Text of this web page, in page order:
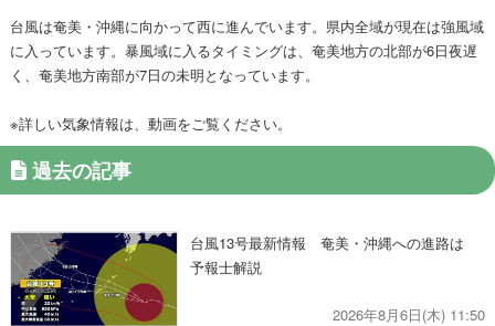
台風は奄美・沖縄に向かって西に進んでいます。県内全域が現在は強風域
に入っています。暴風域に入るタイミングは、奄美地方の北部が6日夜遅
く、奄美地方南部が7日の未明となっています。
※詳しい気象情報は、動画をご覧ください。
過去の記事
台風13号最新情報 奄美・沖縄への進路は
予報士解説
2026年8月6日(木) 11:50